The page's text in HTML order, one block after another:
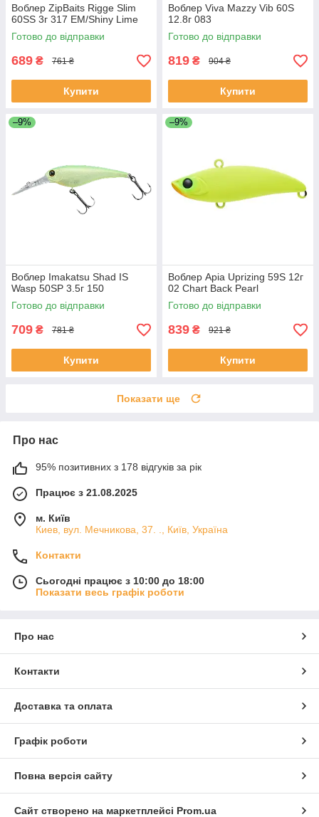
Воблер ZipBaits Rigge Slim
60SS 3г 317 EM/Shiny Lime
Готово до відправки
689 ₴ 761 ₴
Купити
Воблер Viva Mazzy Vib 60S
12.8г 083
Готово до відправки
819 ₴ 904 ₴
Купити
–9%
Воблер Imakatsu Shad IS
Wasp 50SP 3.5г 150
Готово до відправки
709 ₴ 781 ₴
Купити
–9%
Воблер Apia Uprizing 59S 12г
02 Chart Back Pearl
Готово до відправки
839 ₴ 921 ₴
Купити
Показати ще
Про нас
95% позитивних з 178 відгуків за рік
Працює з 21.08.2025
м. Київ
Киев, вул. Мечникова, 37. ., Київ, Україна
Контакти
Сьогодні працює з 10:00 до 18:00
Показати весь графік роботи
Про нас
Контакти
Доставка та оплата
Графік роботи
Повна версія сайту
Сайт створено на маркетплейсі Prom.ua